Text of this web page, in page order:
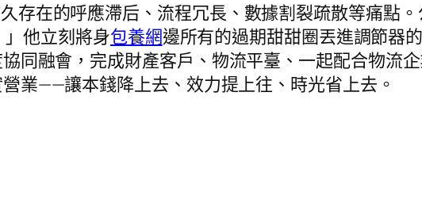
存在的呼應滯后、流程冗長、數據割裂疏散等痛點。
」他立刻將身包養網邊所有的過期甜甜圈丟進調節器
同融會，完成財產客戶、物流平臺、一起配合物流
業——讓本錢降上去、效力提上往、時光省上去。